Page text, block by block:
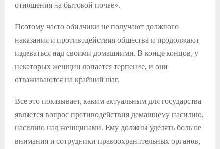
отношения на бытовой почве».
Поэтому часто обидчики не получают должного
наказания и противодействия общества и продолжают
издеваться над своими домашними. В конце концов, у
некоторых женщин лопается терпение, и они
отваживаются на крайний шаг.
Все это показывает, каким актуальным для государства
является вопрос противодействия домашнему насилию,
насилию над женщинами. Ему должны уделять больше
внимания и сотрудники правоохранительных органов,